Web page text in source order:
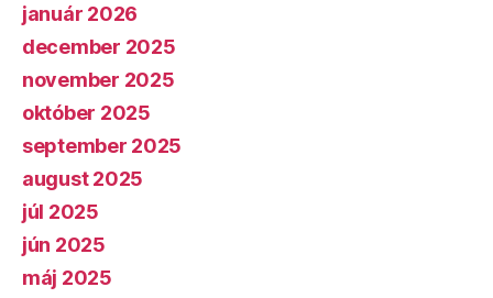
január 2026
december 2025
november 2025
október 2025
september 2025
august 2025
júl 2025
jún 2025
máj 2025